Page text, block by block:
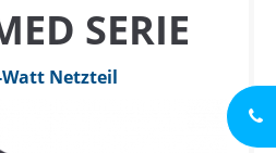
SERIE
Watt Netzteil